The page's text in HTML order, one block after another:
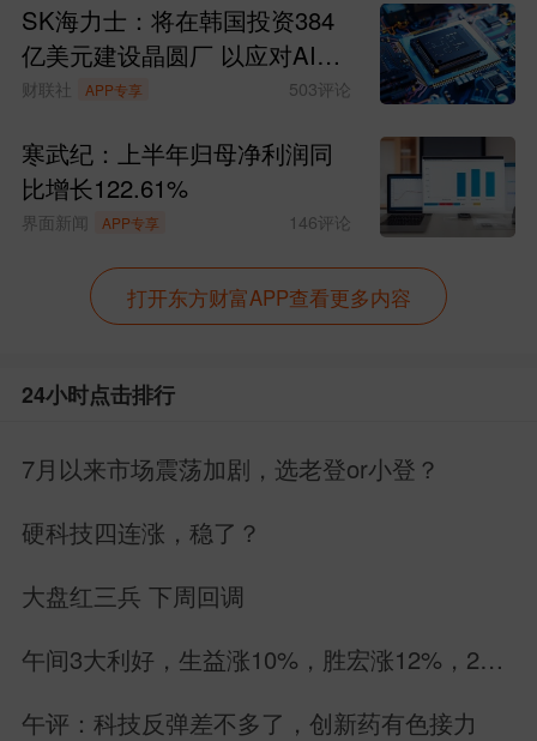
SK海力士：将在韩国投资384
亿美元建设晶圆厂 以应对AI时
代持续增长的存储芯片需求
财联社 APP专享 503评论
寒武纪：上半年归母净利润同
比增长122.61%
界面新闻 APP专享 146评论
打开东方财富APP查看更多内容
24小时点击排行
7月以来市场震荡加剧，选老登or小登？
硬科技四连涨，稳了？
大盘红三兵 下周回调
午间3大利好，生益涨10%，胜宏涨12%，26
午评：科技反弹差不多了，创新药有色接力